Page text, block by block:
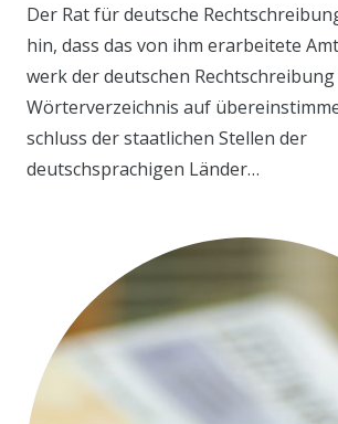
Der Rat für deutsche
hin, dass das von ihm erarbeitete
werk der deutschen
Wörterverzeichnis auf
schluss der staatlichen Stellen der
deutschsprachigen Länder…